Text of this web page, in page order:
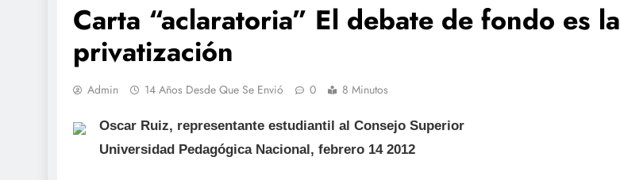
Carta “aclaratoria” El debate de fondo es la
privatización
Admin 14 Años Desde Que Se Envió 0 8 Minutos
Oscar Ruiz, representante estudiantil al Consejo Superior
Universidad Pedagógica Nacional, febrero 14 2012